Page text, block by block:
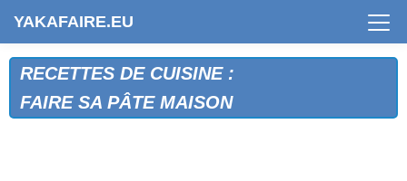
YAKAFAIRE.EU
RECETTES DE CUISINE :
FAIRE SA PÂTE MAISON